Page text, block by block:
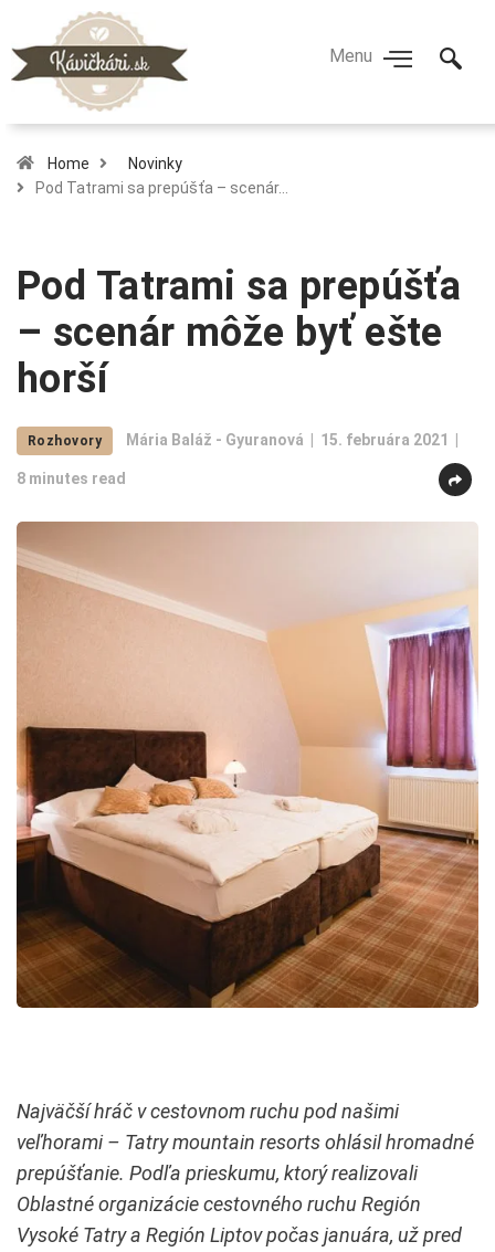
Home
Novinky
Pod Tatrami sa prepúšťa – scenár…
Pod Tatrami sa prepúšťa
– scenár môže byť ešte
horší
Rozhovory Mária Baláž - Gyuranová 15. februára 2021
8 minutes read
Najväčší hráč v cestovnom ruchu pod našimi
veľhorami – Tatry mountain resorts ohlásil hromadné
prepúšťanie. Podľa prieskumu, ktorý realizovali
Oblastné organizácie cestovného ruchu Región
Vysoké Tatry a Región Liptov počas januára, už pred